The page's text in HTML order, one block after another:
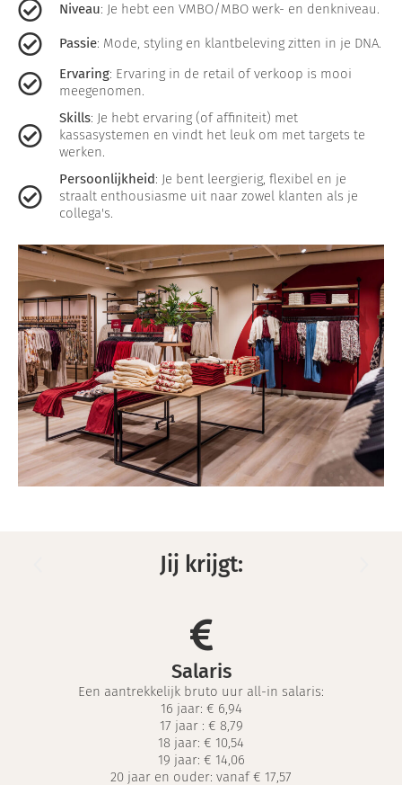
Niveau: Je hebt een VMBO/MBO werk- en denkniveau.
Passie: Mode, styling en klantbeleving zitten in je DNA.
Ervaring: Ervaring in de retail of verkoop is mooi
meegenomen.
Skills: Je hebt ervaring (of affiniteit) met
kassasystemen en vindt het leuk om met targets te
werken.
Persoonlijkheid: Je bent leergierig, flexibel en je
straalt enthousiasme uit naar zowel klanten als je
collega's.
Jij krijgt:
Salaris
Een aantrekkelijk bruto uur all-in salaris:
16 jaar: € 6,94
17 jaar : € 8,79
18 jaar: € 10,54
19 jaar: € 14,06
20 jaar en ouder: vanaf € 17,57